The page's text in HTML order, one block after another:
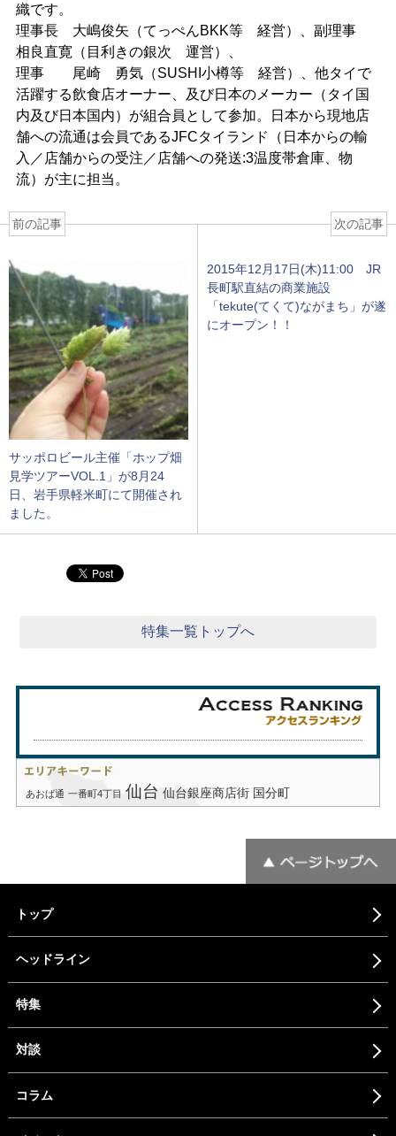
織です。
理事長 大嶋俊矢（てっぺんBKK等 経営）、副理事
相良直寛（目利きの銀次 運営）、
理事 尾崎 勇気（SUSHI小樽等 経営）、他タイで
活躍する飲食店オーナー、及び日本のメーカー（タイ国
内及び日本国内）が組合員として参加。日本から現地店
舗への流通は会員であるJFCタイランド（日本からの輸
入／店舗からの受注／店舗への発送:3温度帯倉庫、物
流）が主に担当。
前の記事
サッポロビール主催「ホップ畑
見学ツアーVOL.1」が8月24
日、岩手県軽米町にて開催され
ました。
次の記事
2015年12月17日(木)11:00 JR
長町駅直結の商業施設
「tekute(てくて)ながまち」が遂
にオープン！！
特集一覧トップへ
あおば通 一番町4丁目 仙台 仙台銀座商店街 国分町
トップ
ヘッドライン
特集
対談
コラム